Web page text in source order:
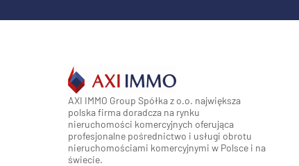
AXI IMMO Group Spółka z o.o. największa
polska firma doradcza na rynku
nieruchomości komercyjnych oferująca
profesjonalne pośrednictwo i usługi obrotu
nieruchomościami komercyjnymi w Polsce i na
świecie.